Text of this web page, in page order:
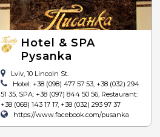
Hotel & SPA
Pysanka
Lviv, 10 Lincoln St.
Hotel: +38 (098) 477 57 53, +38 (032) 294
51 35, SPA: +38 (097) 844 50 56, Restaurant:
+38 (068) 143 17 17, +38 (032) 293 97 37
https://www.facebook.com/pusanka